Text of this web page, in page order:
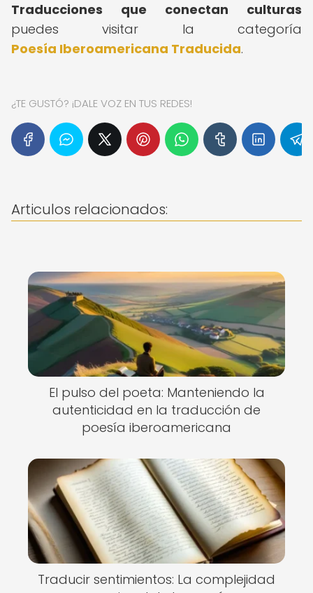
Traducciones que conectan culturas
puedes visitar la categoría
Poesía Iberoamericana Traducida.
¿TE GUSTÓ? ¡DALE VOZ EN TUS REDES!
Articulos relacionados:
El pulso del poeta: Manteniendo la
autenticidad en la traducción de
poesía iberoamericana
Traducir sentimientos: La complejidad